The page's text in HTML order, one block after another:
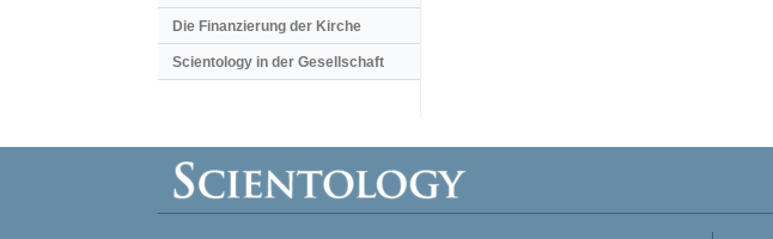
Die Finanzierung der Kirche
Scientology in der Gesellschaft